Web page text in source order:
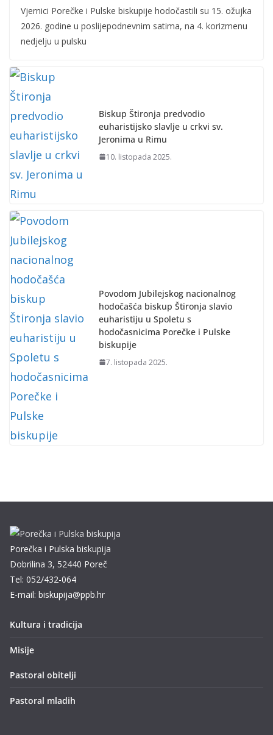
Vjernici Porečke i Pulske biskupije hodočastili su 15. ožujka
2026. godine u poslijepodnevnim satima, na 4. korizmenu
nedjelju u pulsku
Biskup Štironja predvodio
euharistijsko slavlje u crkvi sv.
Jeronima u Rimu
10. listopada 2025.
Povodom Jubilejskog nacionalnog
hodočašća biskup Štironja slavio
euharistiju u Spoletu s
hodočasnicima Porečke i Pulske
biskupije
7. listopada 2025.
Porečka i Pulska biskupija
Dobrilina 3, 52440 Poreč
Tel: 052/432-064
E-mail: biskupija@ppb.hr
Kultura i tradicija
Misije
Pastoral obitelji
Pastoral mladih